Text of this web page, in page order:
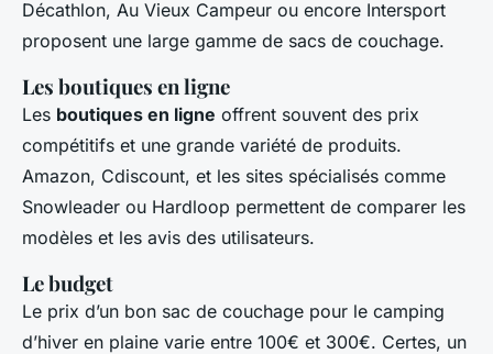
Décathlon, Au Vieux Campeur ou encore Intersport
proposent une large gamme de sacs de couchage.
Les boutiques en ligne
Les boutiques en ligne offrent souvent des prix
compétitifs et une grande variété de produits.
Amazon, Cdiscount, et les sites spécialisés comme
Snowleader ou Hardloop permettent de comparer les
modèles et les avis des utilisateurs.
Le budget
Le prix d’un bon sac de couchage pour le camping
d’hiver en plaine varie entre 100€ et 300€. Certes, un